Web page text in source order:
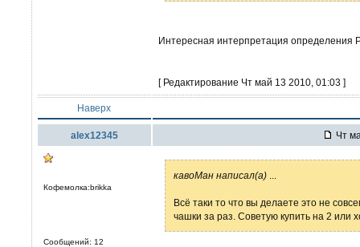
Интересная интерпретация определения
[ Редактирование Чт май 13 2010, 01:03 ]
Наверх
alex12345 Чт
Кофемолка:brikka
Сообщений: 12
кавоМан написал(а)
Всё таки то что вы делаете это не
чашки за раз. Советую купить на 2 или